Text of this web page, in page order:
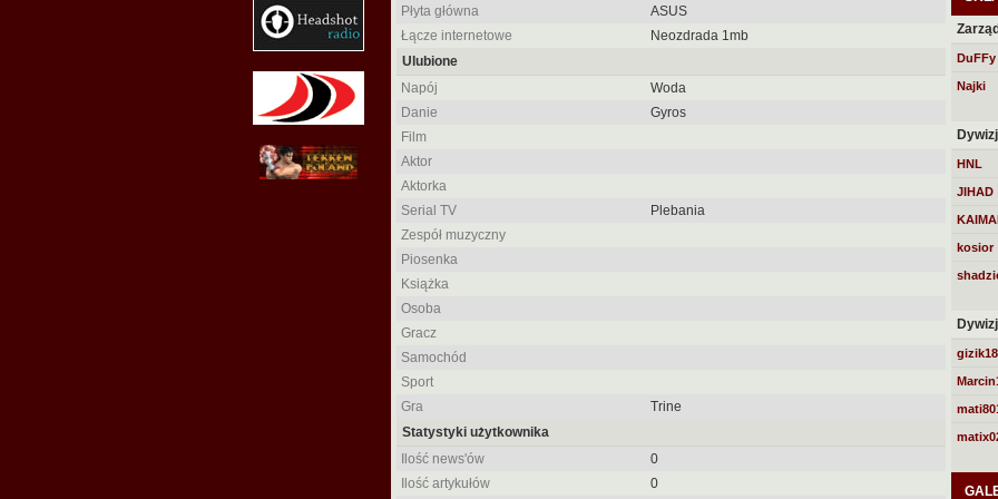
Płyta główna
ASUS
Łącze internetowe
Neozdrada 1mb
Ulubione
Napój
Woda
Danie
Gyros
Film
Aktor
Aktorka
Serial TV
Plebania
Zespół muzyczny
Piosenka
Książka
Osoba
Gracz
Samochód
Sport
Gra
Trine
Statystyki użytkownika
Ilość news'ów
0
Ilość artykułów
0
Zarząd
DuFFy
Najki
HNL
JIHAD
kosior